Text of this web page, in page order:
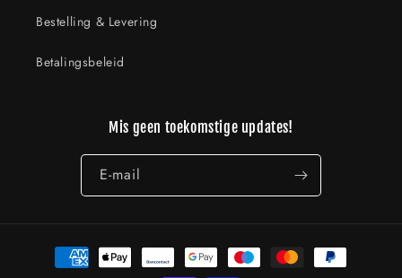
Bestelling & Levering
Betalingsbeleid
Mis geen toekomstige updates!
E‑mail
Betaalmethoden